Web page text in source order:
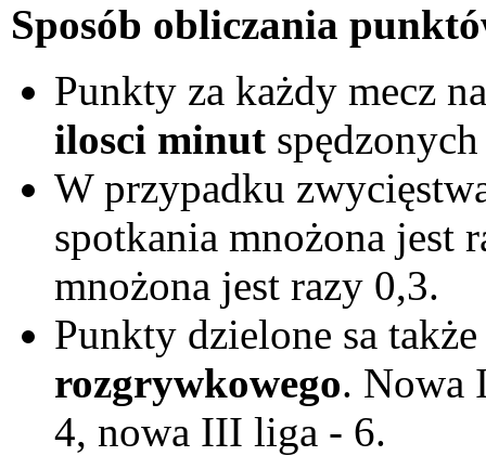
Sposób obliczania
Punkty za każdy mecz
ilosci minut
W przypadku
spotkania mnożona jest
mnożona jest razy 0,3.
Punkty dzielone sa
rozgrywkowego. Nowa
4, nowa III liga - 6.